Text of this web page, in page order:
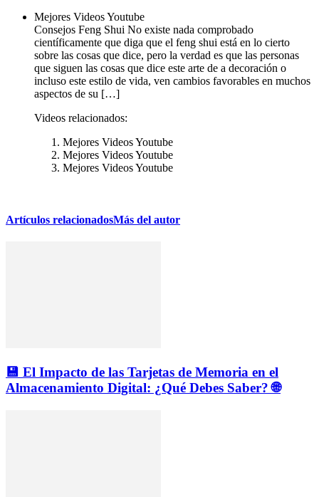
Mejores Videos Youtube
Consejos Feng Shui No existe nada comprobado
científicamente que diga que el feng shui está en lo cierto
sobre las cosas que dice, pero la verdad es que las personas
que siguen las cosas que dice este arte de a decoración o
incluso este estilo de vida, ven cambios favorables en muchos
aspectos de su […]
Videos relacionados:
Mejores Videos Youtube
Mejores Videos Youtube
Mejores Videos Youtube
Artículos relacionadosMás del autor
💾 El Impacto de las Tarjetas de Memoria en el
Almacenamiento Digital: ¿Qué Debes Saber? 🌐